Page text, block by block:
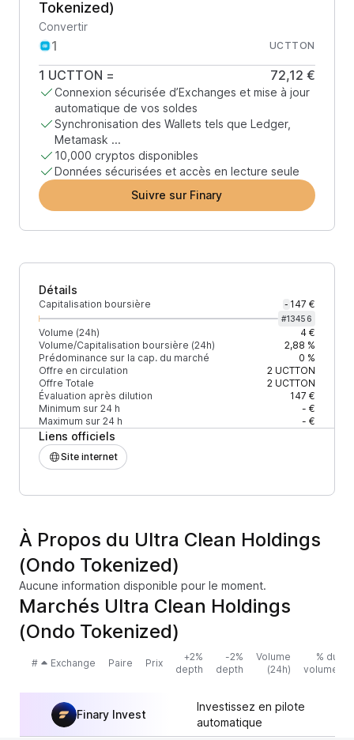
Tokenized)
Convertir
UCTTON
1 UCTTON = 72,12 €
Connexion sécurisée d’Exchanges et mise à jour
automatique de vos soldes
Synchronisation des Wallets tels que Ledger,
Metamask ...
10,000 cryptos disponibles
Données sécurisées et accès en lecture seule
Suivre sur Finary
Détails
Capitalisation boursière - 147 €
#13456
Volume (24h)
4 €
Volume/Capitalisation boursière (24h)
2,88 %
Prédominance sur la cap. du marché
0 %
Offre en circulation
2UCTTON
Offre Totale
2UCTTON
Évaluation après dilution
147 €
Minimum sur 24 h
- €
Maximum sur 24 h
- €
Liens officiels
Site internet
À Propos du Ultra Clean Holdings
(Ondo Tokenized)
Aucune information disponible pour le moment.
Marchés Ultra Clean Holdings
(Ondo Tokenized)
# Exchange Paire Prix
+2%
depth
-2%
depth
Volume
(24h)
% du
volume
Finary Invest
Investissez en pilote
automatique